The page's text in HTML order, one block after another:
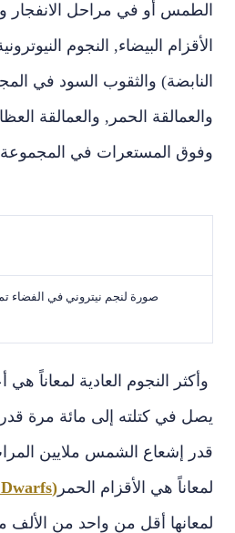
الطمس أو في مراحل الانفجار
الأقزام البيضاء‏,‏ النجوم
النابضة‏)‏ والثقوب السود في
والعمالقة الحمر‏,‏ والعمالقة
وفوق المستعرات في المجموعة
صورة لنجم نيتروني في الفضاء
وأكثر النجوم العادية لمعاناً هي
يصل في كتلته إلى مائة مرة
قدر إشعاع الشمس ملايين
لمعاناً هي الأقزام الحمر (Red Dwarfs),‏
لمعانها أقل من واحد من الألف